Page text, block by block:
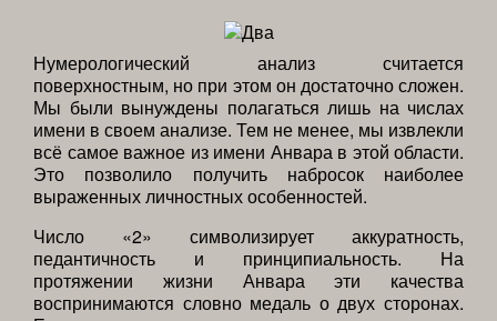
Нумерологический анализ считается
поверхностным, но при этом он достаточно сложен.
Мы были вынуждены полагаться лишь на числах
имени в своем анализе. Тем не менее, мы извлекли
всё самое важное из имени Анвара в этой области.
Это позволило получить набросок наиболее
выраженных личностных особенностей.
Число «2» символизирует аккуратность,
педантичность и принципиальность. На
протяжении жизни Анвара эти качества
воспринимаются словно медаль о двух сторонах.